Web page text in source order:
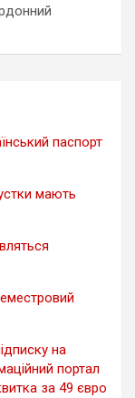
паспорт
мають
на
портал
за 49 євро